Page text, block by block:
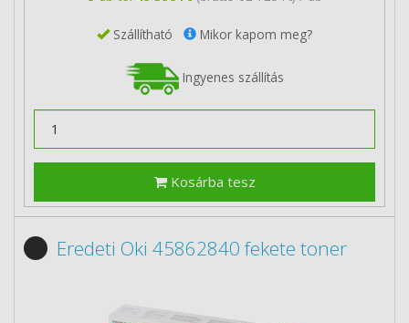
Szállítható Mikor kapom meg?
Ingyenes szállítás
Kosárba tesz
Eredeti Oki 45862840 fekete toner